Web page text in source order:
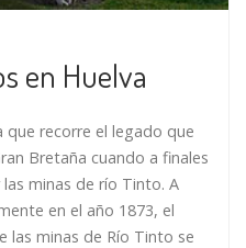
en Huelva
que recorre el legado que
Bretaña cuando a finales
minas de río Tinto. A
en el año 1873, el
las minas de Río Tinto se